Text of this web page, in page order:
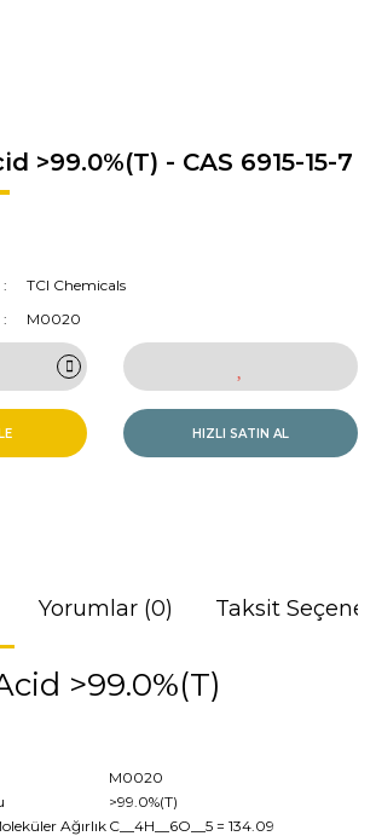
>99.0%(T) - CAS 6915-15-7
TCI Chemicals
M0020
HIZLI SATIN AL
Yorumlar (0) Taksit
>99.0%(T)
M0020
>99.0%(T)
Ağırlık C__4H__6O__5 = 134.09